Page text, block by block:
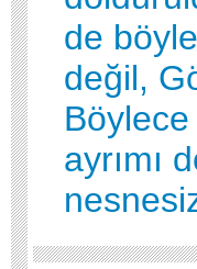
de
değil,
ayrımı